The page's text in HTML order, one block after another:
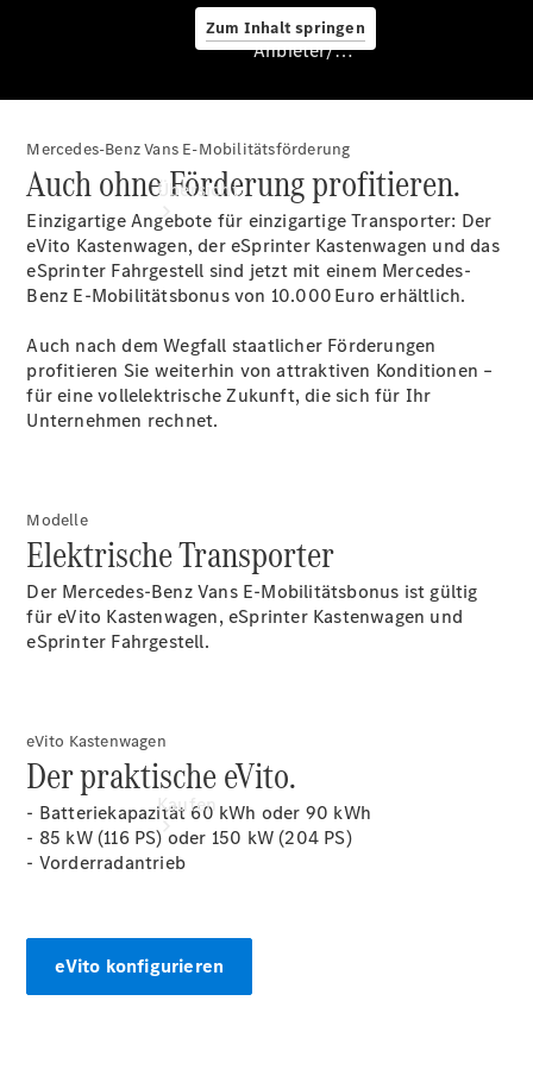
Zum Inhalt springen
Anbieter/Datenschutz
Übersicht
Startseite
Beratung
vereinbaren
Konfigurator
Kaufen
Übersicht
Anbieter/Datenschutz
Mercedes-Benz Vans E-Mobilitätsförderung
Auch ohne Förderung profitieren.
Einzigartige Angebote für einzigartige Transporter: Der
eVito Kastenwagen, der eSprinter Kastenwagen und das
eSprinter Fahrgestell sind jetzt mit einem Mercedes-
Benz E-Mobilitätsbonus von 10.000 Euroerhältlich.
Auch nach dem Wegfall staatlicher Förderungen
profitieren Sie weiterhin von attraktiven Konditionen –
für eine vollelektrische Zukunft, die sich für Ihr
Unternehmen rechnet.
Modelle
Elektrische Transporter
Der Mercedes-Benz Vans E-Mobilitätsbonus ist gültig
für eVito Kastenwagen, eSprinter Kastenwagen und
eSprinter Fahrgestell.
eVito Kastenwagen
Der praktische eVito.
- Batteriekapazität 60 kWh oder 90 kWh
- 85 kW (116 PS) oder 150 kW (204 PS)
- Vorderradantrieb
eVito konfigurieren